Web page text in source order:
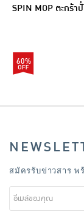
SPIN MOP ตะกร้า
60%
สมัครรับข่าวสาร พ